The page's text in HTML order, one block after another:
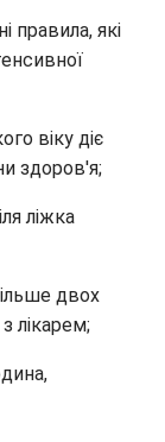
правила, які
віку діє
здоров'я;
ліжка
двох
лікарем;